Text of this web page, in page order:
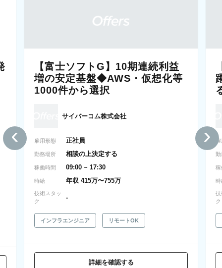
【富士ソフトG】10期連続利益
増の安定基盤◆AWS・仮想化等
1000件から選択
サイバーコム株式会社
雇用形態 正社員
勤務場所 相談の上決定する
稼働時間 09:00 ~ 17:30
時給 年収 415万〜755万
技術スタッ
ク
-
インフラエンジニア リモートOK
詳細を確認する
勤
稼
時
技
ク
‹ ›